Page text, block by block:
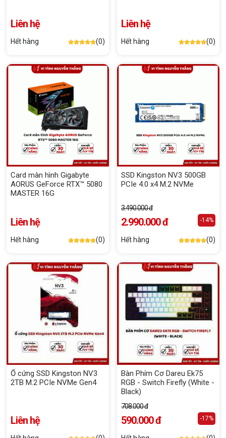
Liên hệ
Hết hàng (0)
Liên hệ
Hết hàng (0)
Card màn hình Gigabyte
AORUS GeForce RTX™ 5080
MASTER 16G
Liên hệ
Hết hàng (0)
SSD Kingston NV3 500GB
PCIe 4.0 x4 M.2 NVMe
3.490.000 đ
2.990.000 đ -14%
Hết hàng (0)
Ổ cứng SSD Kingston NV3
2TB M.2 PCIe NVMe Gen4
Liên hệ
Bàn Phím Cơ Dareu Ek75
RGB - Switch Firefly (White -
Black)
708.000 đ
590.000 đ -17%